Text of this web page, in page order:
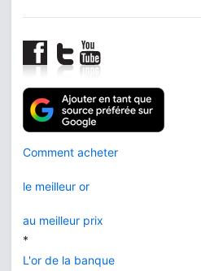
Comment acheter
le meilleur or
au meilleur prix
*
L'or de la banque